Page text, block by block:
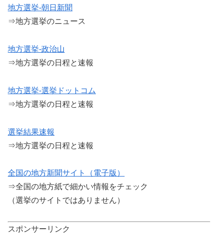
地方選挙-朝日新聞
⇒地方選挙のニュース
地方選挙-政治山
⇒地方選挙の日程と速報
地方選挙-選挙ドットコム
⇒地方選挙の日程と速報
選挙結果速報
⇒地方選挙の日程と速報
全国の地方新聞サイト（電子版）
⇒全国の地方紙で細かい情報をチェック
（選挙のサイトではありません）
スポンサーリンク